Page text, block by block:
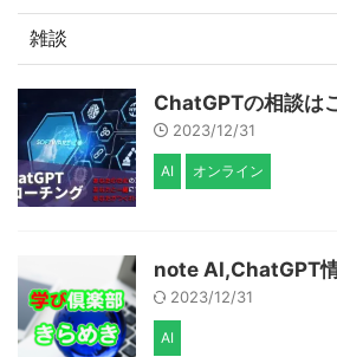
雑談
ChatGPTの相談は
2023/12/31
AI オンライン
note AI,ChatGPT
2023/12/31
AI